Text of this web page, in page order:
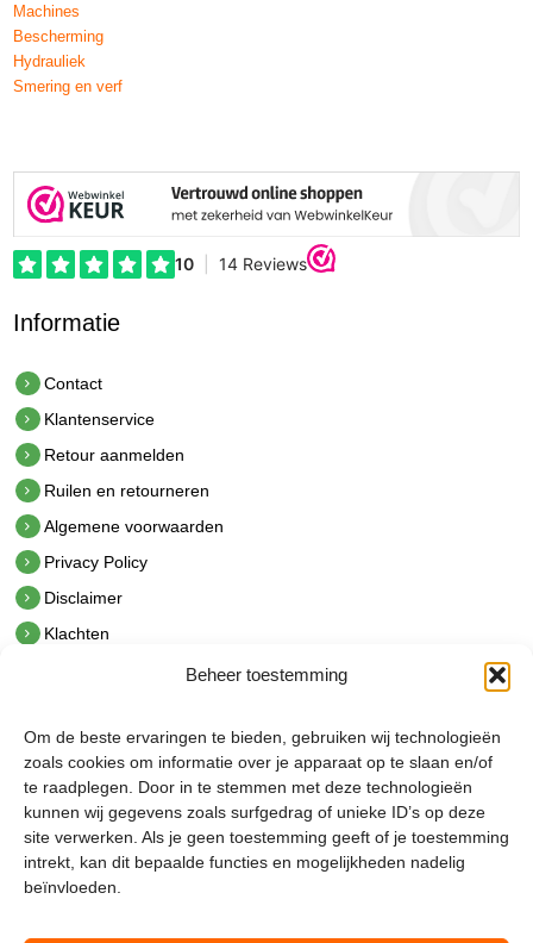
Beheer toestemming
Om de beste ervaringen te bieden, gebruiken wij technologieën
zoals cookies om informatie over je apparaat op te slaan en/of
te raadplegen. Door in te stemmen met deze technologieën
kunnen wij gegevens zoals surfgedrag of unieke ID’s op deze
site verwerken. Als je geen toestemming geeft of je toestemming
intrekt, kan dit bepaalde functies en mogelijkheden nadelig
beïnvloeden.
Machines
Bescherming
Hydrauliek
Smering en verf
Informatie
Contact
Klantenservice
Retour aanmelden
Ruilen en retourneren
Algemene voorwaarden
Privacy Policy
Disclaimer
Klachten
hetindustriehuis B.V.
De Hoek 1 1601 MR Enkhuizen
t.0228 53 00 40
e.info@hetindustriehuis.com
KVK 51483904
BTW NL850044522B01